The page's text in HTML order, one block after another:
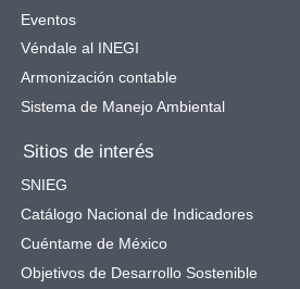
Eventos
Véndale al INEGI
Armonización contable
Sistema de Manejo Ambiental
Sitios de interés
SNIEG
Catálogo Nacional de Indicadores
Cuéntame de México
Objetivos de Desarrollo Sostenible